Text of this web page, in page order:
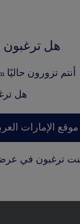
هل ترغبون
أنتم تزورون حاليًا chaumet.com من موقع
هل
الإمارات
ترغبون في